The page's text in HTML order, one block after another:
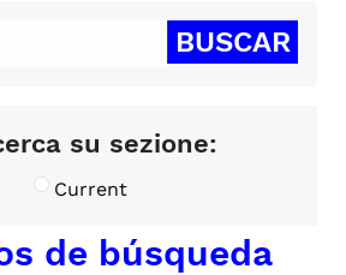
su sezione:
Current
de búsqueda